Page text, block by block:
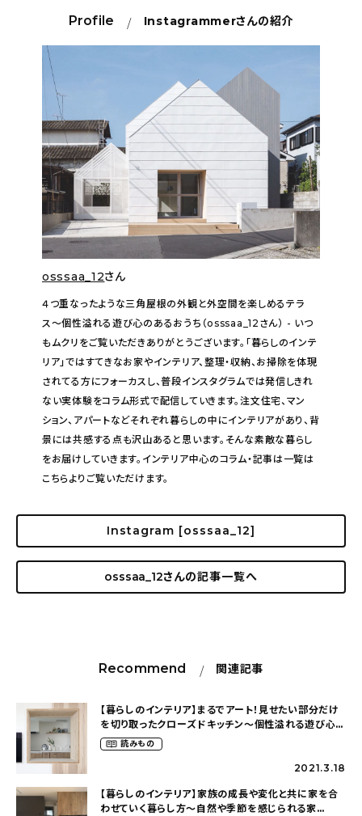
Profile Instagrammerさんの紹介
osssaa_12さん
４つ重なったような三角屋根の外観と外空間を楽しめるテラ
ス〜個性溢れる遊び心のあるおうち（osssaa_12さん） - いつ
もムクリをご覧いただきありがとうございます。「暮らしのインテ
リア」ではすてきなお家やインテリア、整理・収納、お掃除を体現
されてる方にフォーカスし、普段インスタグラムでは発信しきれ
ない実体験をコラム形式で配信していきます。注文住宅、マン
ション、アパートなどそれぞれ暮らしの中にインテリアがあり、背
景には共感する点も沢山あると思います。そんな素敵な暮らし
をお届けしていきます。インテリア中心のコラム・記事は一覧は
こちらよりご覧いただけます。
Instagram [osssaa_12]
osssaa_12さんの記事一覧へ
Recommend 関連記事
【暮らしのインテリア】まるでアート！見せたい部分だけ
を切り取ったクローズドキッチン〜個性溢れる遊び心の
あるおうち（osssaa_12さん）
読みもの
2021.3.18
【暮らしのインテリア】家族の成長や変化と共に家を合
わせていく暮らし方〜自然や季節を感じられる家